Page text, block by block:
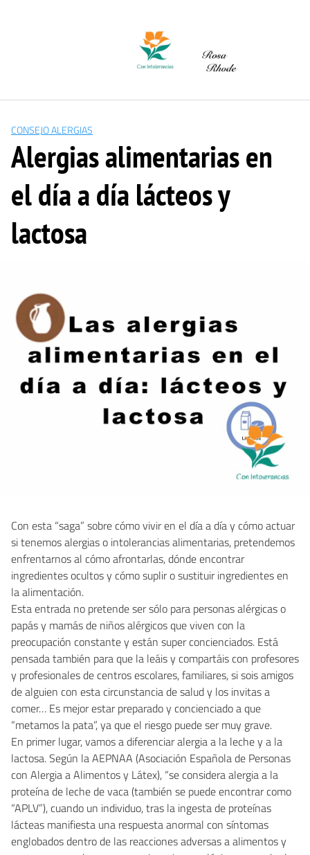
CONSEJO ALERGIAS
Alergias alimentarias en
el día a día lácteos y
lactosa
Con esta “saga” sobre cómo vivir en el día a día y cómo actuar
si tenemos alergias o intolerancias alimentarias, pretendemos
enfrentarnos al cómo afrontarlas, dónde encontrar
ingredientes ocultos y cómo suplir o sustituir ingredientes en
la alimentación.
Esta entrada no pretende ser sólo para personas alérgicas o
papás y mamás de niños alérgicos que viven con la
preocupación constante y están super concienciados. Está
pensada también para que la leáis y compartáis con profesores
y profesionales de centros escolares, familiares, si sois amigos
de alguien con esta circunstancia de salud y los invitas a
comer… Es mejor estar preparado y concienciado a que
“metamos la pata”, ya que el riesgo puede ser muy grave.
En primer lugar, vamos a diferenciar alergia a la leche y a la
lactosa. Según la AEPNAA (Asociación Española de Personas
con Alergia a Alimentos y Látex), “se considera alergia a la
proteína de leche de vaca (también se puede encontrar como
“APLV”), cuando un individuo, tras la ingesta de proteínas
lácteas manifiesta una respuesta anormal con síntomas
englobados dentro de las reacciones adversas a alimentos y